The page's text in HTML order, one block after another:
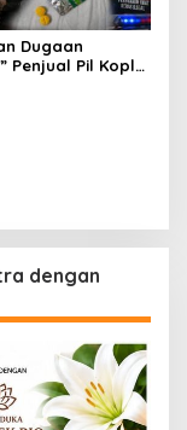
Dugaan
Penjual Pil Koplo
Polda Jabar
dengan